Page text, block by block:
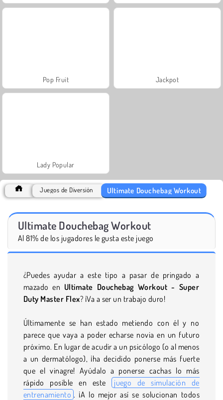
Pop Fruit Jackpot
Lady Popular
Juegos de Diversión Ultimate Douchebag Workout
Ultimate Douchebag Workout
Al 81% de los jugadores le gusta este juego
¿Puedes ayudar a este tipo a pasar de pringado a
mazado en Ultimate Douchebag Workout - Super
Duty Master Flex? ¡Va a ser un trabajo duro!
Últimamente se han estado metiendo con él y no
parece que vaya a poder echarse novia en un futuro
próximo. En lugar de acudir a un psicólogo (o al menos
a un dermatólogo), ¡ha decidido ponerse más fuerte
que el vinagre! Ayúdalo a ponerse cachas lo más
rápido posible en este juego de simulación de
entrenamiento . ¡A lo mejor así se solucionan todos